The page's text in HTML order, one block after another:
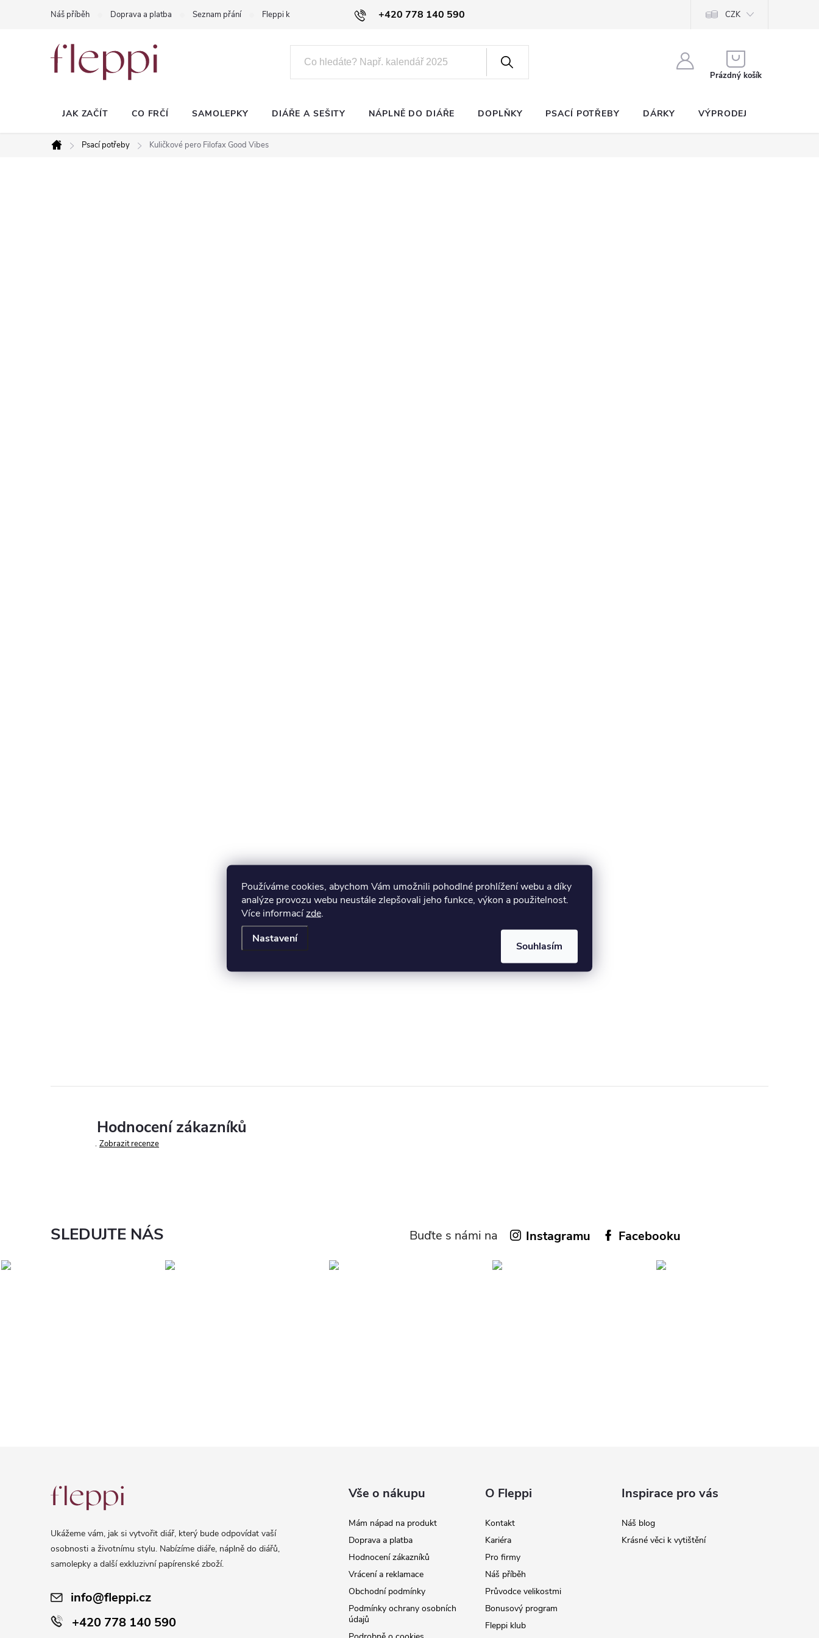
Používáme cookies, abychom Vám umožnili pohodlné prohlížení webu a díky
analýze provozu webu neustále zlepšovali jeho funkce, výkon a použitelnost.
Více informacízde.
Nastavení
Souhlasím
+420 778 140 590
Náš příběh Doprava a platba Seznam přání Fleppi klub CZK
KOŠÍK
Prázdný košík
JAK ZAČÍT CO FRČÍ SAMOLEPKY DIÁŘE A SEŠITY NÁPLNĚ DO DIÁŘE DOPLŇKY PSACÍ POTŘEBY DÁRKY VÝPRODEJ
Domů
Psací potřeby Kuličkové pero Filofax Good Vibes
Hodnocení zákazníků
Zobrazit recenze
SLEDUJTE NÁS Buďte s námi na Instagramu Facebooku
Ukážeme vám, jak si vytvořit diář, který bude odpovídat vaší
osobnosti a životnímu stylu. Nabízíme diáře, náplně do diářů,
samolepky a další exkluzivní papírenské zboží.
info@fleppi.cz
+420 778 140 590
Vše o nákupu
Mám nápad na produkt
Doprava a platba
Hodnocení zákazníků
Vrácení a reklamace
Obchodní podmínky
Podmínky ochrany osobních
údajů
O Fleppi
Kontakt
Kariéra
Pro firmy
Náš příběh
Průvodce velikostmi
Bonusový program
Fleppi klub
Inspirace pro vás
Náš blog
Krásné věci k vytištění